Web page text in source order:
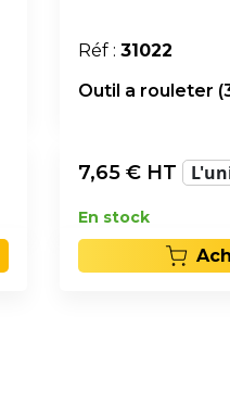
Réf : 31022
Outil a rouleter
7,65 € HT
En stock